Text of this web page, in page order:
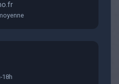
18h